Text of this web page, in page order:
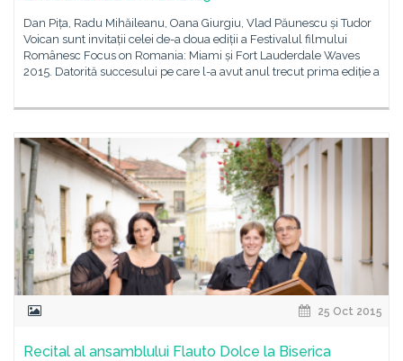
Dan Pița, Radu Mihăileanu, Oana Giurgiu, Vlad Păunescu și Tudor
Voican sunt invitații celei de-a doua ediții a Festivalul filmului
Românesc Focus on Romania: Miami și Fort Lauderdale Waves
2015. Datorită succesului pe care l-a avut anul trecut prima ediție a
25 Oct 2015
Recital al ansamblului Flauto Dolce la Biserica